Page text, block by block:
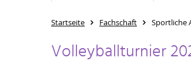
Startseite Fachschaft Sportliche
Volleyballturnier